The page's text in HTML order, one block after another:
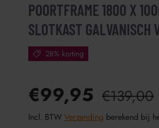
POORTFRAME 1800 X
SLOTKAST GALVANISCH
28% korting
€99,95 €139,00
Incl. BTWVerzending berekend bij